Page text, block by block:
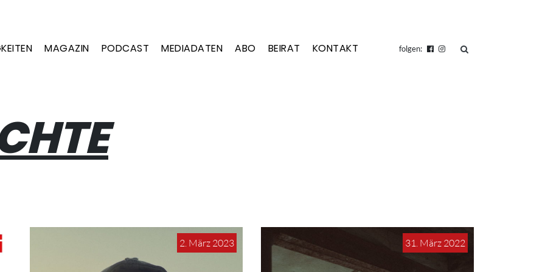
MAGAZIN PODCAST MEDIADATEN ABO BEIRAT KONTAKT folgen: suchen
2. März 2023 31. März 2022